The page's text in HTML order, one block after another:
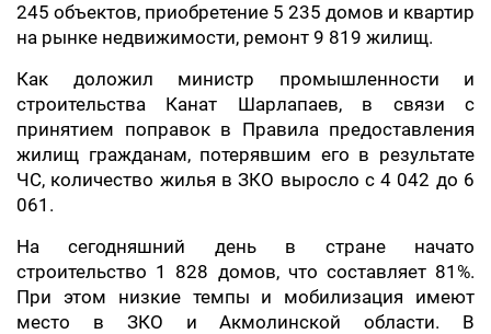
245 объектов, приобретение 5 235 домов и квартир
на рынке недвижимости, ремонт 9 819 жилищ.
Как доложил министр промышленности и
строительства Канат Шарлапаев, в связи с
принятием поправок в Правила предоставления
жилищ гражданам, потерявшим его в результате
ЧС, количество жилья в ЗКО выросло с 4 042 до 6
061.
На сегодняшний день в стране начато
строительство 1 828 домов, что составляет 81%.
При этом низкие темпы и мобилизация имеют
место в ЗКО и Акмолинской области. В